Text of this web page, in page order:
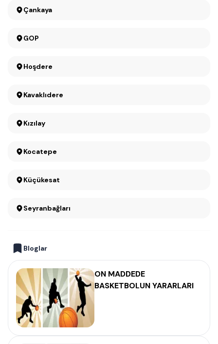
Çankaya
GOP
Hoşdere
Kavaklıdere
Kızılay
Kocatepe
Küçükesat
Seyranbağları
Bloglar
ON MADDEDE
BASKETBOLUN YARARLARI